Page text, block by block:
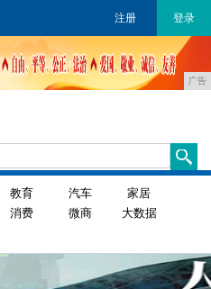
注册 登录
广告
教育 汽车
家居
消费 微商
大数据